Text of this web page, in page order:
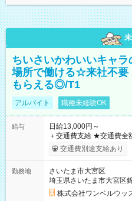
ちいさいかわいいキャ
場所で働ける☆来社不要
もらえる◎/T1
アルバイト 職種未経験OK
給与
日給13,000円～
＋交通費支給 ★交通費全額支給！ ┗案件により規定あり ★日払
いOK！（規定あり） ┗
ンビニATMから 日払い分を引き
交通費別途支給あり
勤務地
さいたま市大宮区
埼玉県さいたま市大宮区
株式会社ワンベルウッ